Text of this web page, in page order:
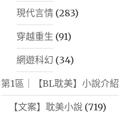
現代言情(283)
穿越重生 (91)
網遊科幻 (34)
第1區｜【BL耽美】小說介紹
【文案】耽美小說(719)